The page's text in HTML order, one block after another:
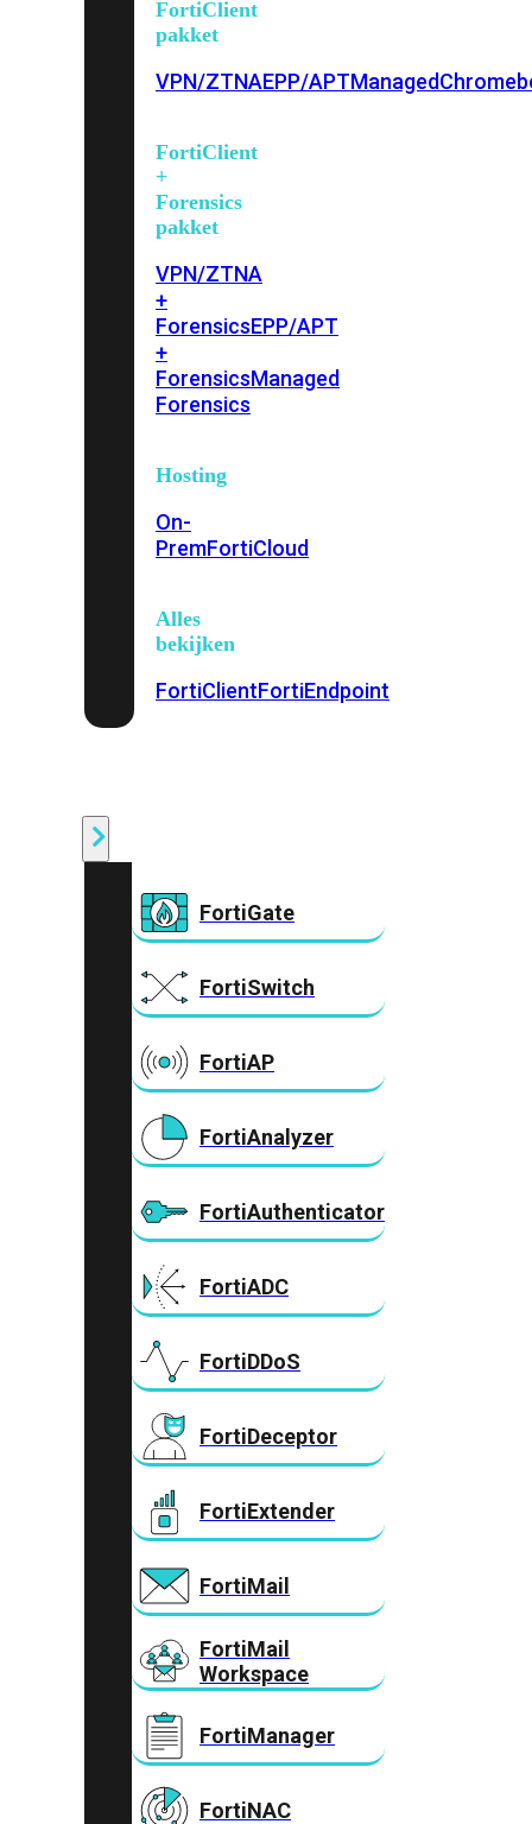
FortiClient
pakket
VPN/ZTNAEPP/APTManaged
FortiClient
+
Forensics
pakket
VPN/ZTNA
+
ForensicsEPP/APT
+
ForensicsManaged
Forensics
Hosting
On-
PremFortiCloud
Alles
bekijken
FortiClientFortiEndpoint
FortiGate
FortiSwitch
FortiAP
FortiAnalyzer
FortiAuthenticator
FortiADC
FortiDDoS
FortiDeceptor
FortiExtender
FortiMail
FortiMail
Workspace
FortiManager
FortiNAC